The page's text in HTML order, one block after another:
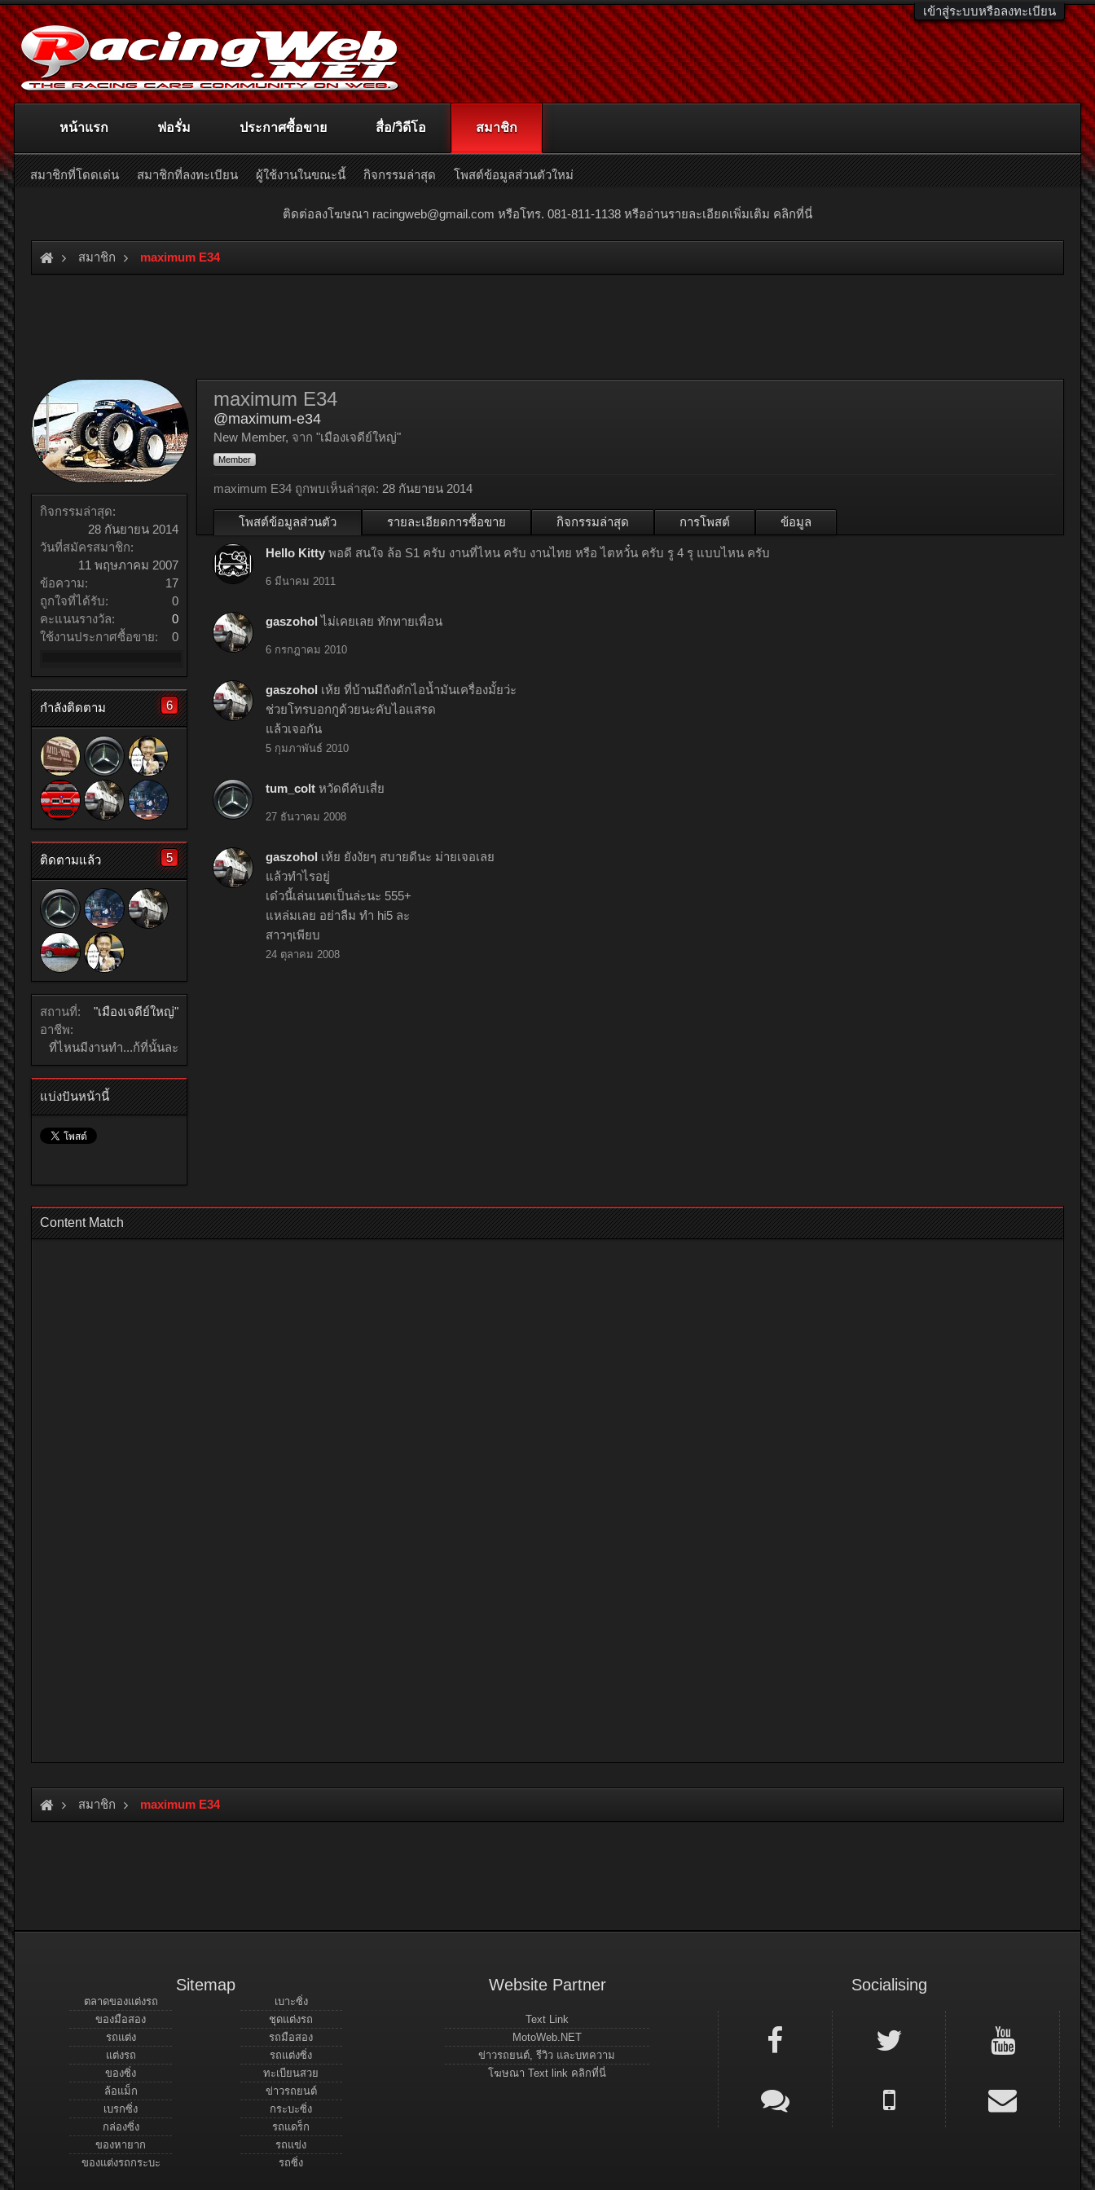
เข้าสู่ระบบหรือลงทะเบียน
ติดต่อลงโฆษณา racingweb@gmail.com หรือโทร. 081-811-1138 หรืออ่านรายละเอียดเพิ่มเติม คลิกที่นี่
สมาชิก maximum E34
กิจกรรมล่าสุด:
28 กันยายน 2014
วันที่สมัครสมาชิก:
11 พฤษภาคม 2007
ข้อความ:
17
ถูกใจที่ได้รับ:
0
คะแนนรางวัล:
0
ใช้งานประกาศซื้อขาย:
0
กำลังติดตาม 6
ติดตามแล้ว 5
สถานที่:
"เมืองเจดีย์ใหญ่"
อาชีพ:
ที่ไหนมีงานทำ...ก้ที่นั้นละ
แบ่งปันหน้านี้
maximum E34
@maximum-e34
New Member, จาก "เมืองเจดีย์ใหญ่"
Member
maximum E34 ถูกพบเห็นล่าสุด: 28 กันยายน 2014
โพสต์ข้อมูลส่วนตัว รายละเอียดการซื้อขาย กิจกรรมล่าสุด การโพสต์ ข้อมูล
Hello Kitty พอดี สนใจ ล้อ S1 ครับ งานที่ไหน ครับ งานไทย หรือ ไตหวั๋น ครับ รู 4 รุ แบบไหน ครับ
6 มีนาคม 2011
gaszohol ไม่เคยเลย ทักทายเพื่อน
6 กรกฎาคม 2010
gaszohol เห้ย ที่บ้านมีถังดักไอน้ำมันเครื่องมั้ยว่ะ
ช่วยโทรบอกกูด้วยนะคับไอแสรด
แล้วเจอกัน
5 กุมภาพันธ์ 2010
tum_colt หวัดดีคับเสี่ย
27 ธันวาคม 2008
gaszohol เห้ย ยังงัยๆ สบายดีนะ ม่ายเจอเลย
แล้วทำไรอยู่
เด๋วนี้เล่นเนตเป็นล่ะนะ 555+
แหล่มเลย อย่าลืม ทำ hi5 ละ
สาวๆเพียบ
24 ตุลาคม 2008
Content Match
สมาชิก maximum E34
หน้าแรก ฟอรั่ม ประกาศซื้อขาย สื่อ/วิดีโอ สมาชิก
สมาชิกที่โดดเด่น สมาชิกที่ลงทะเบียน ผู้ใช้งานในขณะนี้ กิจกรรมล่าสุด โพสต์ข้อมูลส่วนตัวใหม่
Sitemap
ตลาดของแต่งรถ
ของมือสอง
รถแต่ง
แต่งรถ
ของซิ่ง
ล้อแม็ก
เบรกซิ่ง
กล่องซิ่ง
ของหายาก
ของแต่งรถกระบะ
เบาะซิ่ง
ชุดแต่งรถ
รถมือสอง
รถแต่งซิ่ง
ทะเบียนสวย
ข่าวรถยนต์
กระบะซิ่ง
รถแดร็ก
รถแข่ง
รถซิ่ง
Website Partner
Text Link
MotoWeb.NET
ข่าวรถยนต์, รีวิว และบทความ
โฆษณา Text link คลิกที่นี่
Socialising